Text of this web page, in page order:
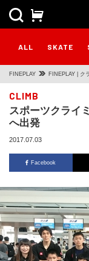
ALL SKATE
FINEPLAY FINEPLAY | ク
CLIMB
スポーツクライ
へ出発
2017.07.03
Facebook